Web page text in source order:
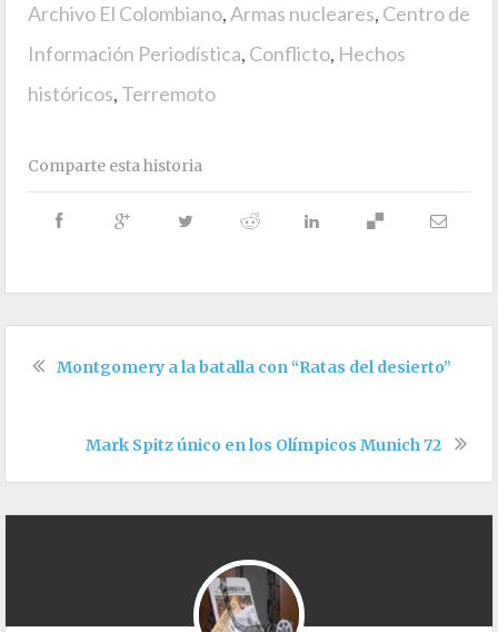
Archivo El Colombiano,Armas nucleares, Centro de
Información Periodística, Conflicto, Hechos
históricos, Terremoto
Comparte esta historia
Montgomery a la batalla con “Ratas del desierto”
Mark Spitz único en los Olímpicos Munich 72